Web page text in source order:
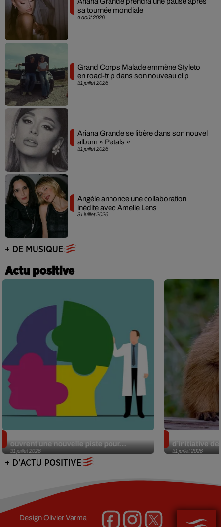
4 août 2026
sa tournée mondiale
31 juillet 2026
Grand Corps Malade emmène Styleto
en road-trip dans son nouveau clip
31 juillet 2026
Ariana Grande se libère dans son nouvel
album « Petals »
31 juillet 2026
Angèle annonce une collaboration
inédite avec Amelie Lens
+ DE MUSIQUE
Actu positive
31 juillet 2026
ouvrent une nouvelle piste pour...
31 juillet 2026
d’initiative
+ D'ACTU POSITIVE
DesignOlivier Varma